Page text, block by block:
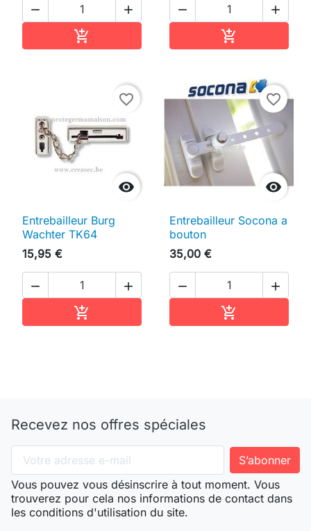
 

 


favorite_border
Entrebailleur Burg
Wachter TK64
15,95 €
 


favorite_border
Entrebailleur Socona a
bouton
35,00 €
 

Recevez nos offres spéciales
Vous pouvez vous désinscrire à tout moment. Vous
trouverez pour cela nos informations de contact dans
les conditions d'utilisation du site.